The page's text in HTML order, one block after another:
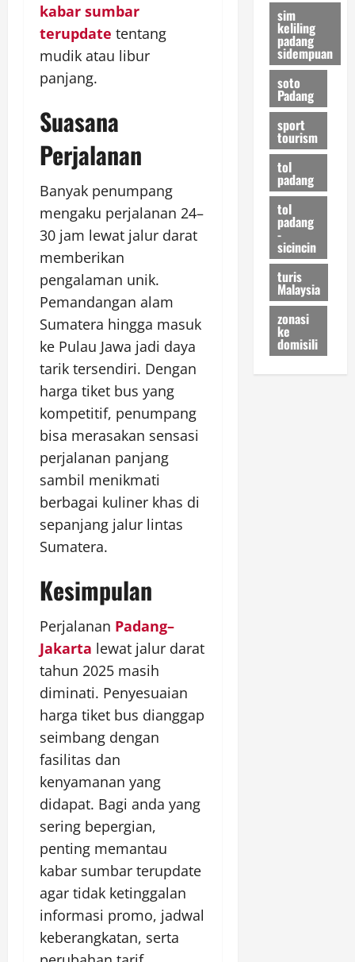
kabar sumbar
terupdate tentang
mudik atau libur
panjang.
Suasana
Perjalanan
Banyak penumpang
mengaku perjalanan 24–
30 jam lewat jalur darat
memberikan
pengalaman unik.
Pemandangan alam
Sumatera hingga masuk
ke Pulau Jawa jadi daya
tarik tersendiri. Dengan
harga tiket bus yang
kompetitif, penumpang
bisa merasakan sensasi
perjalanan panjang
sambil menikmati
berbagai kuliner khas di
sepanjang jalur lintas
Sumatera.
Kesimpulan
Perjalanan Padang–
Jakarta lewat jalur darat
tahun 2025 masih
diminati. Penyesuaian
harga tiket bus dianggap
seimbang dengan
fasilitas dan
kenyamanan yang
didapat. Bagi anda yang
sering bepergian,
penting memantau
kabar sumbar terupdate
agar tidak ketinggalan
informasi promo, jadwal
keberangkatan, serta
sim
keliling
padang
sidempuan
soto
Padang
sport
tourism
tol
padang
tol
padang
-
sicincin
turis
Malaysia
zonasi
ke
domisili